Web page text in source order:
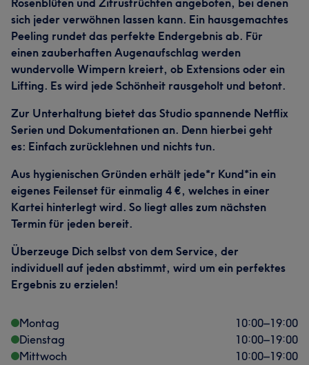
Rosenblüten und Zitrusfrüchten angeboten, bei denen
sich jeder verwöhnen lassen kann. Ein hausgemachtes
Peeling rundet das perfekte Endergebnis ab. Für
einen zauberhaften Augenaufschlag werden
wundervolle Wimpern kreiert, ob Extensions oder ein
Lifting. Es wird jede Schönheit rausgeholt und betont.
Zur Unterhaltung bietet das Studio spannende Netflix
Serien und Dokumentationen an. Denn hierbei geht
es: Einfach zurücklehnen und nichts tun.
Aus hygienischen Gründen erhält jede*r Kund*in ein
eigenes Feilenset für einmalig 4 €, welches in einer
Kartei hinterlegt wird. So liegt alles zum nächsten
Termin für jeden bereit.
Überzeuge Dich selbst von dem Service, der
individuell auf jeden abstimmt, wird um ein perfektes
Ergebnis zu erzielen!
Montag 10:00–19:00
Dienstag
10:00–19:00
Mittwoch
10:00–19:00